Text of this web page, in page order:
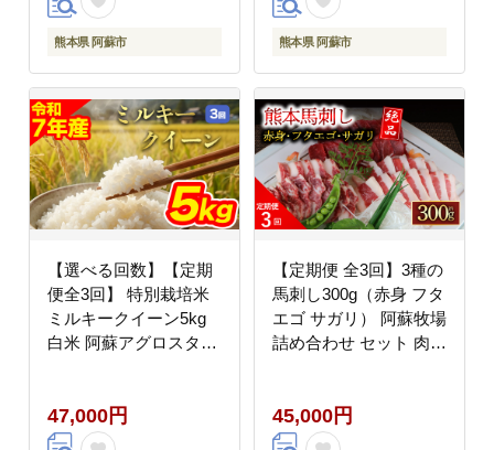
い 美味しい 人気 安心
安全 おすすめ お中元
熊本県 阿蘇市 熊本県 阿蘇市
【選べる回数】【定期
便全3回】 特別栽培米
ミルキークイーン5kg
白米 阿蘇アグロスタイ
なめらか 減農薬 湧水
熊本県 阿蘇市
47,000円
【定期便 全3回】3種の
馬刺し300g（赤身 フタ
エゴ サガリ） 阿蘇牧場
詰め合わせ セット 肉
シー 高タンパク おすす
め 冷凍 父の日 母の日
45,000円